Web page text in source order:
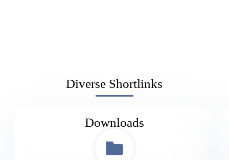
Diverse Shortlinks
Downloads